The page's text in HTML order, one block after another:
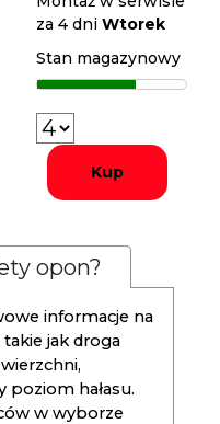
za 4 dniWtorek
Stan magazynowy
Kup
opon?
informacje na
jak droga
poziom hałasu.
w wyborze